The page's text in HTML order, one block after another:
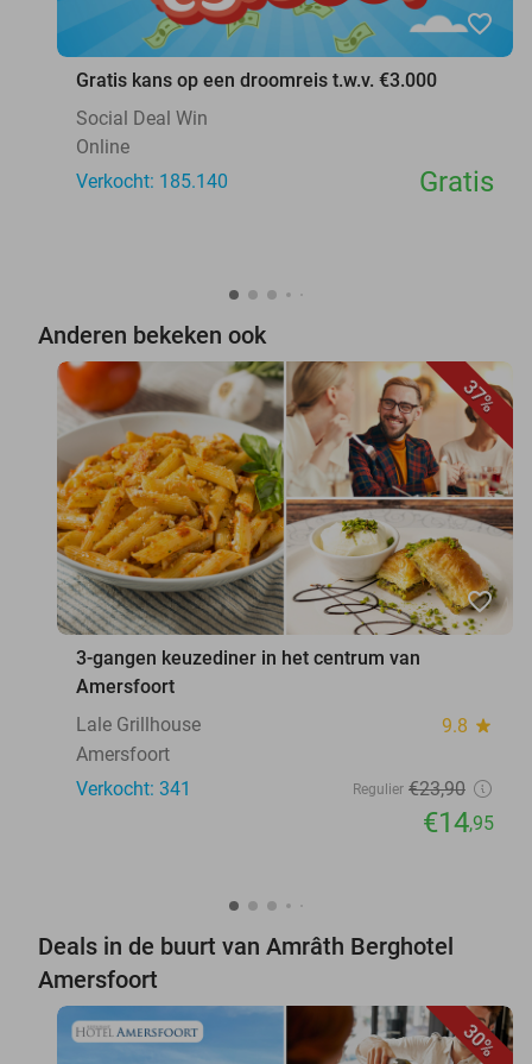
favorite_border
Gratis kans op een droomreis t.w.v. €3.000
Social Deal Win
Online
Verkocht: 185.140
Gratis
Anderen bekeken ook
37%
favorite_border
3-gangen keuzediner in het centrum van
Amersfoort
Lale Grillhouse
9.8 star
Amersfoort
Verkocht: 341
Regulier €23,90
€14,95
Deals in de buurt van Amrâth Berghotel
Amersfoort
30%